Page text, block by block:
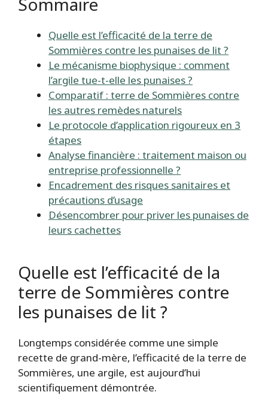
Quelle est l’efficacité de la terre de
Sommières contre les punaises de lit ?
Le mécanisme biophysique : comment
l’argile tue-t-elle les punaises ?
Comparatif : terre de Sommières contre
les autres remèdes naturels
Le protocole d’application rigoureux en 3
étapes
Analyse financière : traitement maison ou
entreprise professionnelle ?
Encadrement des risques sanitaires et
précautions d’usage
Désencombrer pour priver les punaises de
leurs cachettes
Quelle est l’efficacité de la
terre de Sommières contre
les punaises de lit ?
Longtemps considérée comme une simple
recette de grand-mère, l’efficacité de la terre de
Sommières, une argile, est aujourd’hui
scientifiquement démontrée.